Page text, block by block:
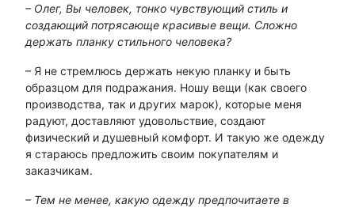
– Олег, Вы человек, тонко чувствующий стиль и
создающий потрясающе красивые вещи. Сложно
держать планку стильного человека?
– Я не стремлюсь держать некую планку и быть
образцом для подражания. Ношу вещи (как своего
производства, так и других марок), которые меня
радуют, доставляют удовольствие, создают
физический и душевный комфорт. И такую же одежду
я стараюсь предложить своим покупателям и
заказчикам.
– Тем не менее, какую одежду предпочитаете в